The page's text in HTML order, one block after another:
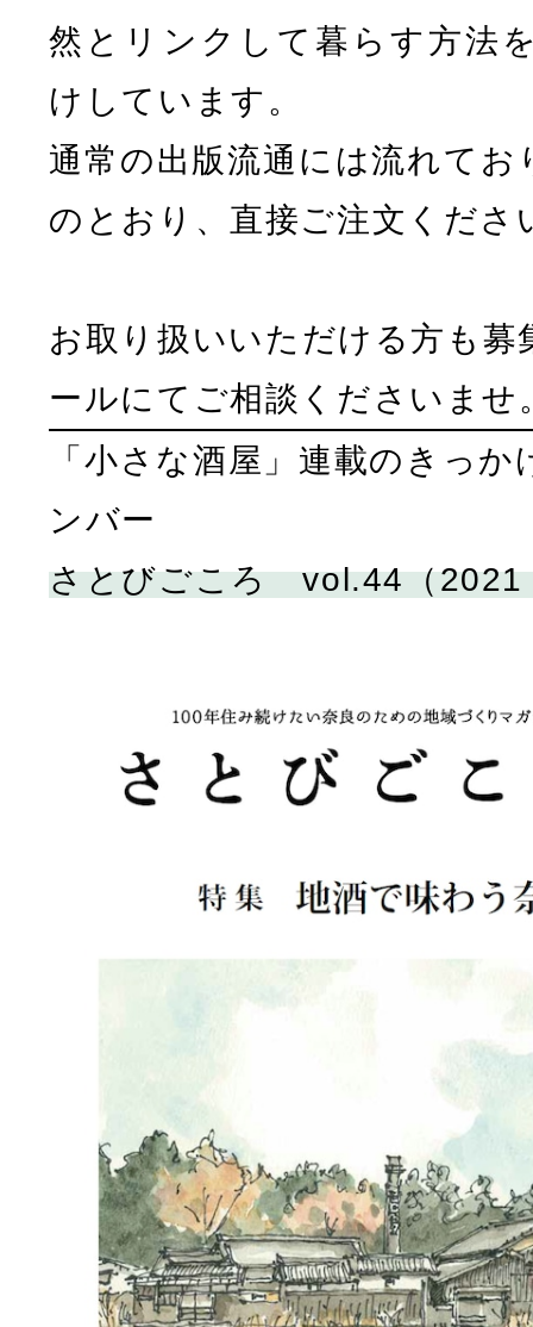
然とリンクして暮らす方法
けしています。
通常の出版流通には流れて
のとおり、直接ご注文くださ
お取り扱いいただける方も
ールにてご相談くださいませ
「小さな酒屋」連載のきっ
ンバー
さとびごころ vol.44（2021